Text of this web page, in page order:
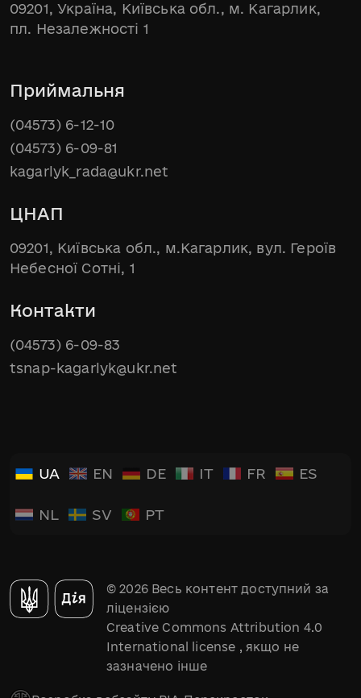
09201, Україна, Київська обл., м. Кагарлик,
пл. Незалежності 1
Приймальня
(04573) 6-12-10
(04573) 6-09-81
kagarlyk_rada@ukr.net
ЦНАП
09201, Київська обл., м.Кагарлик, вул. Героїв
Небесної Сотні, 1
Контакти
(04573) 6-09-83
tsnap-kagarlyk@ukr.net
UA EN DE IT FR ES
NL SV PT
© 2026 Весь контент доступний за
ліцензією
Creative Commons Attribution 4.0
International license , якщо не
зазначено інше